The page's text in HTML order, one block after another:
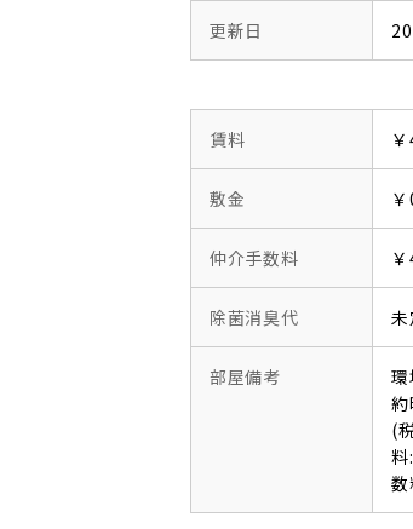
更新日
賃料
敷金
仲介手数料
除菌消臭代 未
部屋備考
(
数